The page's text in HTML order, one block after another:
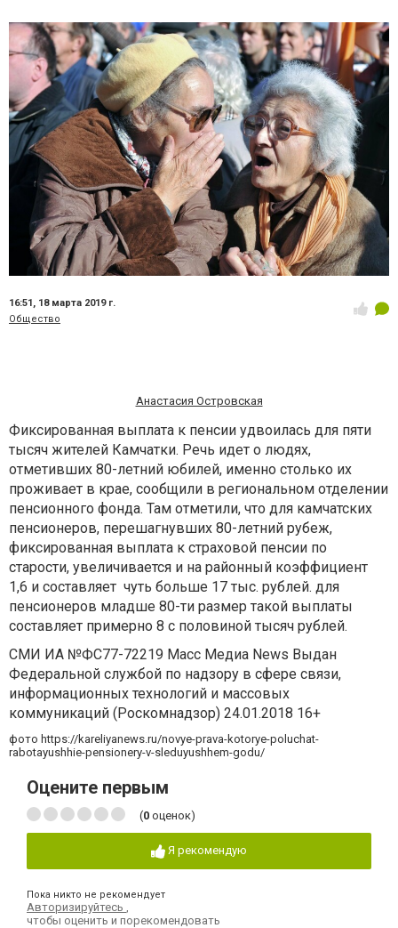
16:51, 18 марта 2019 г.
Общество
Анастасия Островская
Фиксированная выплата к пенсии удвоилась для пяти
тысяч жителей Камчатки. Речь идет о людях,
отметивших 80-летний юбилей, именно столько их
проживает в крае, сообщили в региональном отделении
пенсионного фонда. Там отметили, что для камчатских
пенсионеров, перешагнувших 80-летний рубеж,
фиксированная выплата к страховой пенсии по
старости, увеличивается и на районный коэффициент
1,6 и составляет чуть больше 17 тыс. рублей. для
пенсионеров младше 80-ти размер такой выплаты
составляет примерно 8 с половиной тысяч рублей.
СМИ ИА №ФС77-72219 Масс Медиа News Выдан
Федеральной службой по надзору в сфере связи,
информационных технологий и массовых
коммуникаций (Роскомнадзор) 24.01.2018 16+
фото https://kareliyanews.ru/novye-prava-kotorye-poluchat-
rabotayushhie-pensionery-v-sleduyushhem-godu/
Оцените первым
(0 оценок)
Я рекомендую
Пока никто не рекомендует
Авторизируйтесь
чтобы оценить и порекомендовать